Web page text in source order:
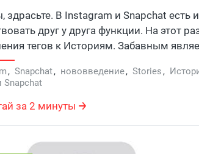
здрасьте. В Instagram и Snapchat есть
друг у друга функции. На этот
тегов к Историям. Забавным
компании когда-то бесстыдно
, Snapchat, нововведение, Stories,
Snapchat
за 2 минуты